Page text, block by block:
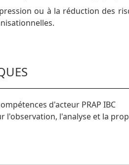
ou à la réduction des
d'acteur PRAP IBC
l'observation, l'analyse et la